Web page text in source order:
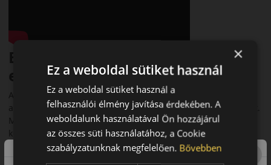
Bevezető – Komfort és biztonság
egész évben
A Dunlop AllSeason 2 egy prémium kategóriás négyévszakos
abroncs, amelyet személyautókhoz és SUV‑okhoz fejlesztettek.
Megbízható teljesítményt nyújt minden időjárási körülmény
között, így ideális választás azok számára, akik egyetlen
szettet szeretnének egész évben használni.
×
Ez a weboldal sütiket használ
Ez a weboldal sütiket használ a
felhasználói élmény javítása érdekében. A
weboldalunk használatával Ön hozzájárul
az összes süti használatához, a Cookie
szabályzatunknak megfelelően. Bővebben